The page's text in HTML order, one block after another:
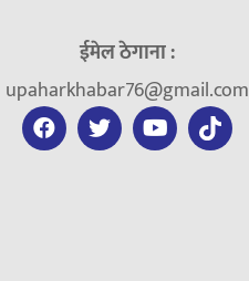
ईमेल ठेगाना :
upaharkhabar76@gmail.com